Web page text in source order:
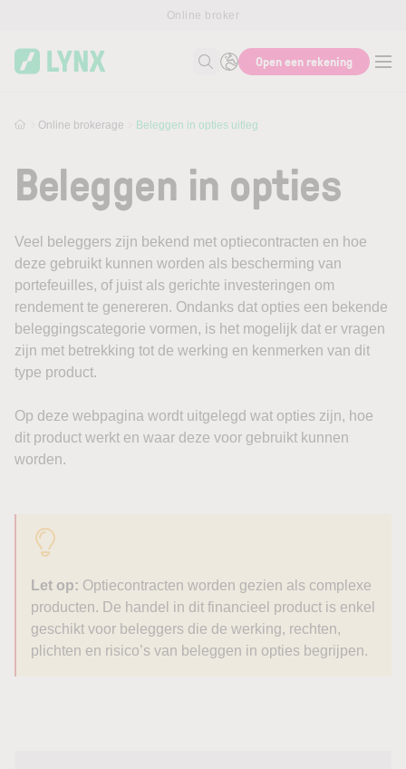
Online broker
Zoek naar informatie
Open een rekening
Online brokerage Beleggen in opties uitleg
Beleggen in opties
Veel beleggers zijn bekend met optiecontracten en hoe
deze gebruikt kunnen worden als bescherming van
portefeuilles, of juist als gerichte investeringen om
rendement te genereren. Ondanks dat opties een bekende
beleggingscategorie vormen, is het mogelijk dat er vragen
zijn met betrekking tot de werking en kenmerken van dit
type product.
Op deze webpagina wordt uitgelegd wat opties zijn, hoe
dit product werkt en waar deze voor gebruikt kunnen
worden.
Let op: Optiecontracten worden gezien als complexe
producten. De handel in dit financieel product is enkel
geschikt voor beleggers die de werking, rechten,
plichten en risico’s van beleggen in opties begrijpen.